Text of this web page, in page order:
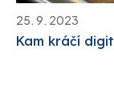
25. 9. 2023
Kam kráčí